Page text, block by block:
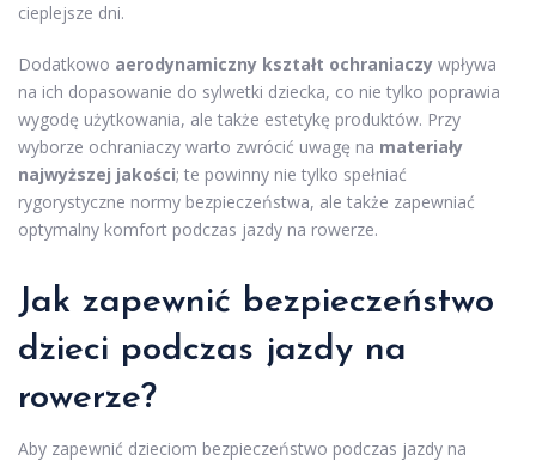
cieplejsze dni.
Dodatkowo aerodynamiczny kształt ochraniaczy wpływa
na ich dopasowanie do sylwetki dziecka, co nie tylko poprawia
wygodę użytkowania, ale także estetykę produktów. Przy
wyborze ochraniaczy warto zwrócić uwagę na materiały
najwyższej jakości; te powinny nie tylko spełniać
rygorystyczne normy bezpieczeństwa, ale także zapewniać
optymalny komfort podczas jazdy na rowerze.
Jak zapewnić bezpieczeństwo
dzieci podczas jazdy na
rowerze?
Aby zapewnić dzieciom bezpieczeństwo podczas jazdy na